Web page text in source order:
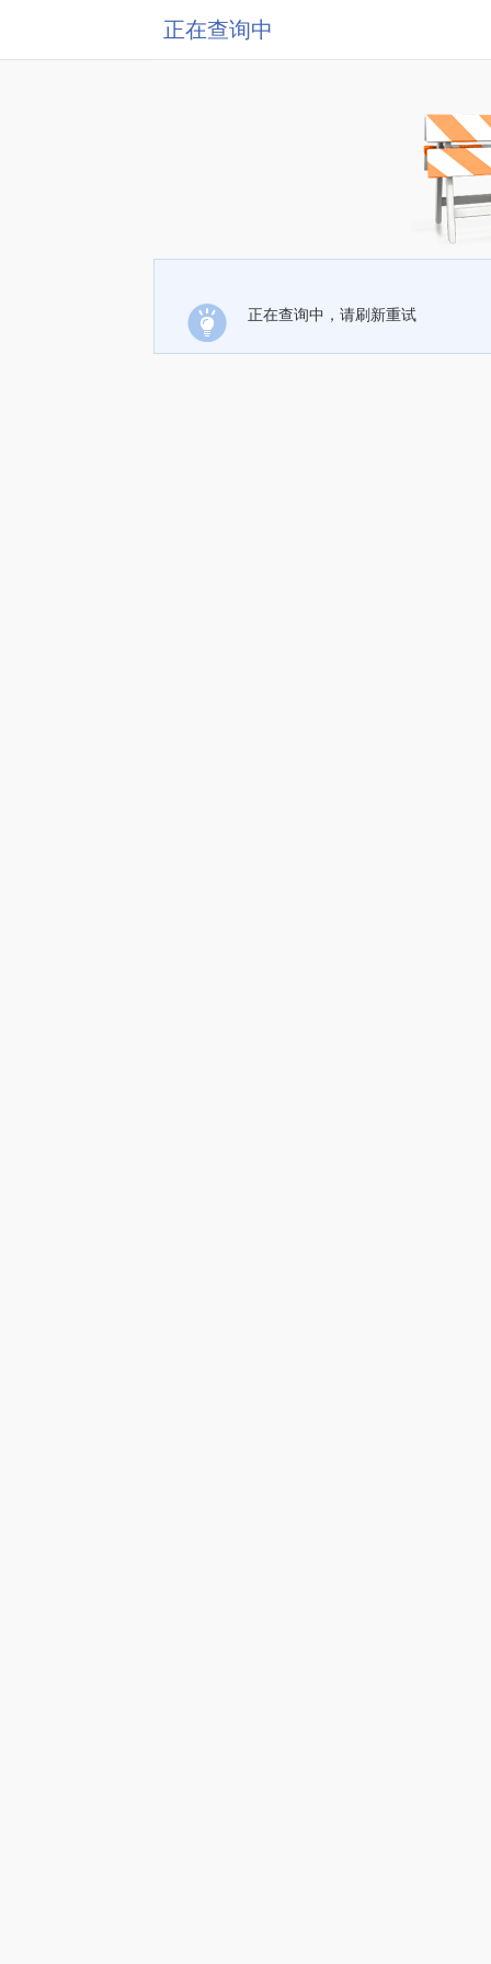
正在查询中
正在查询中，请刷新重试